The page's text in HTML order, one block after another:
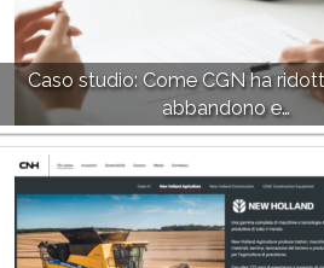
Caso studio: Come CGN ha
abbandono e…